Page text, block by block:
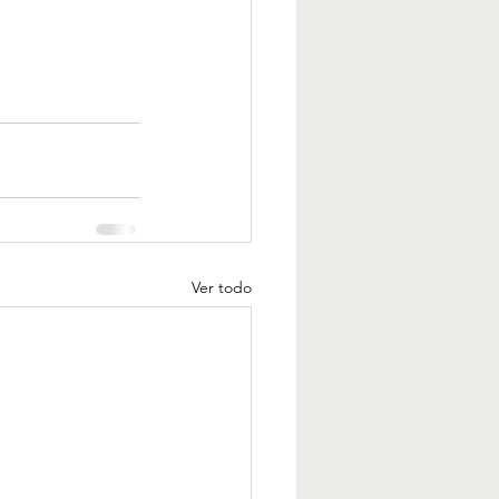
Ver todo